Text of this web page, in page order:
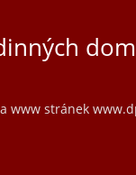
www stránek